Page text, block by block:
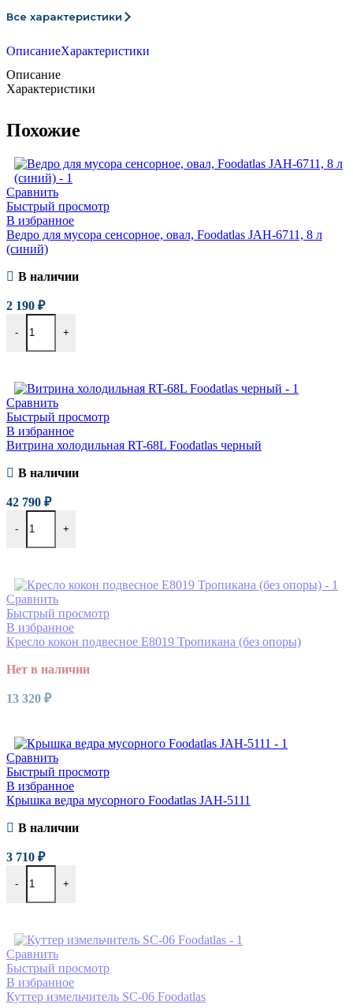
Все характеристики
ОписаниеХарактеристики
Описание
Характеристики
Похожие
Сравнить
Быстрый просмотр
В избранное
Ведро для мусора сенсорное, овал, Foodatlas JAH-6711, 8 л
(синий)
В наличии
2 190 ₽
- +
Сравнить
Быстрый просмотр
В избранное
Витрина холодильная RT-68L Foodatlas черный
В наличии
42 790 ₽
- +
Сравнить
Быстрый просмотр
В избранное
Кресло кокон подвесное E8019 Тропикана (без опоры)
Нет в наличии
13 320 ₽
Сравнить
Быстрый просмотр
В избранное
Крышка ведра мусорного Foodatlas JAH-5111
В наличии
3 710 ₽
- +
Сравнить
Быстрый просмотр
В избранное
Куттер измельчитель SC-06 Foodatlas